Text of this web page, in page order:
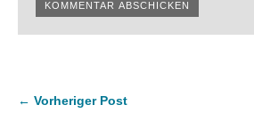
← Vorheriger Post